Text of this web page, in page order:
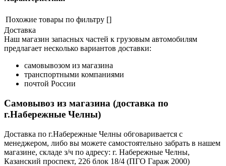
Похожие товары по фильтру []
Доставка
Наш магазин запасных частей к грузовым автомобилям
предлагает несколько вариантов доставки:
самовывозом из магазина
транспортными компаниями
почтой России
Самовывоз из магазина (доставка по
г.Набережные Челны)
Доставка по г.Набережные Челны обговаривается с
менеджером, либо вы можете самостоятельно забрать в нашем
магазине, складе з/ч по адресу: г. Набережные Челны,
Казанский проспект, 226 блок 18/4 (ПГО Гараж 2000)